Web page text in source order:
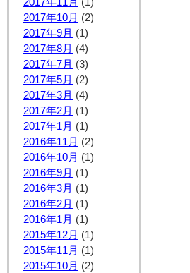
2017年11月 (1)
2017年10月 (2)
2017年9月 (1)
2017年8月 (4)
2017年7月 (3)
2017年5月 (2)
2017年3月 (4)
2017年2月 (1)
2017年1月 (1)
2016年11月 (2)
2016年10月 (1)
2016年9月 (1)
2016年3月 (1)
2016年2月 (1)
2016年1月 (1)
2015年12月 (1)
2015年11月 (1)
2015年10月 (2)